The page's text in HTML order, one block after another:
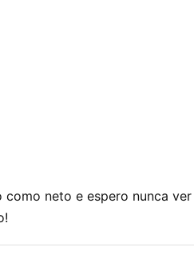
como neto e espero nunca ver